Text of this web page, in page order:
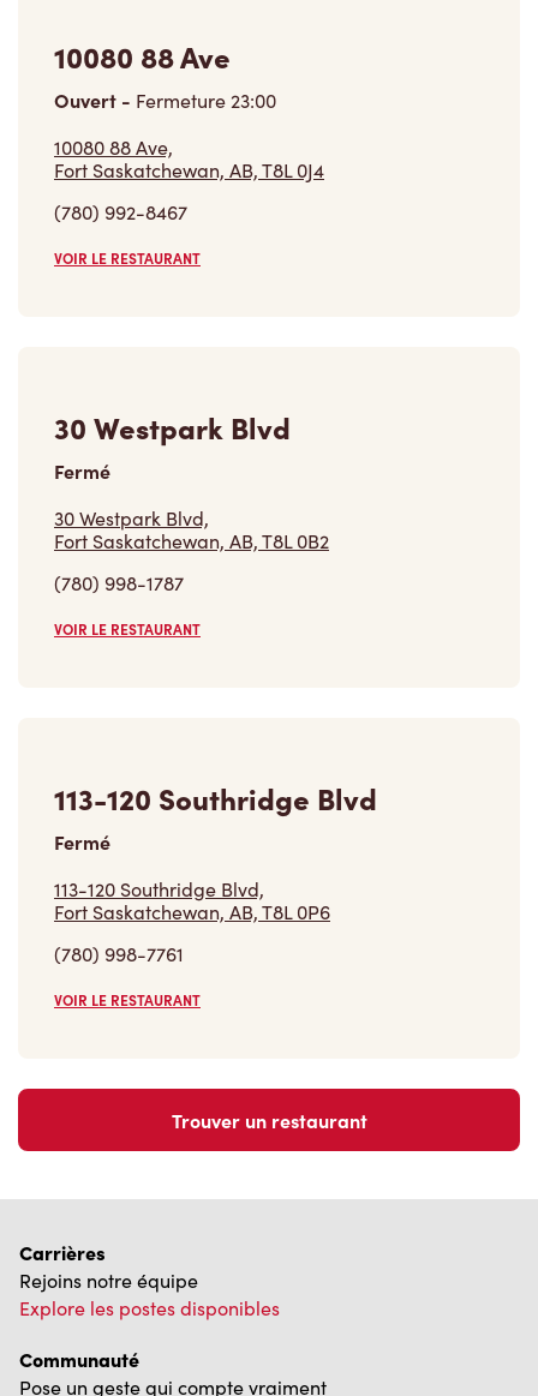
Ouvert-Fermeture
10080 88 Ave,
Fort Saskatchewan, AB, T8L 0J4
(780) 992-8467
VOIR LE RESTAURANT
Fermé
30 Westpark Blvd,
Fort Saskatchewan, AB, T8L 0B2
(780) 998-1787
VOIR LE RESTAURANT
Fermé
113-120 Southridge Blvd,
Fort Saskatchewan, AB, T8L 0P6
(780) 998-7761
VOIR LE RESTAURANT
Trouver un restaurant
Rejoins notre équipe
Explore les postes disponibles
Communauté
Pose un geste qui compte vraiment
En savoir plus